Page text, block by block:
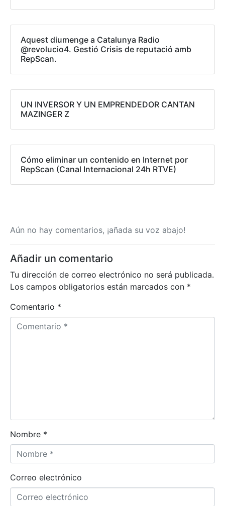
Aquest diumenge a Catalunya Radio
@revolucio4. Gestió Crisis de reputació amb
RepScan.
UN INVERSOR Y UN EMPRENDEDOR CANTAN
MAZINGER Z
Cómo eliminar un contenido en Internet por
RepScan (Canal Internacional 24h RTVE)
Aún no hay comentarios, ¡añada su voz abajo!
Añadir un comentario
Tu dirección de correo electrónico no será publicada.
Los campos obligatorios están marcados con *
Comentario *
Nombre *
Correo electrónico